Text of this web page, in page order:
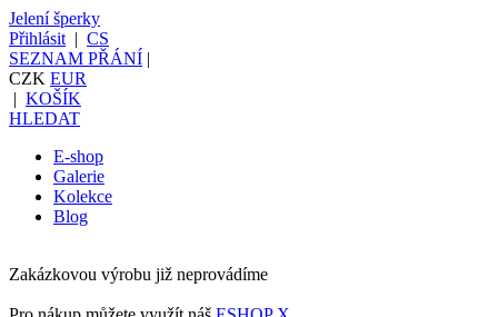
Jelení šperky
Přihlásit | CS
SEZNAM PŘÁNÍ |
CZK EUR
| KOŠÍK
HLEDAT
E-shop
Galerie
Kolekce
Blog
Zakázkovou výrobu již neprovádíme